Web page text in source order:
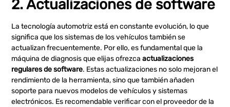
2. Actualizaciones de software
La tecnología automotriz está en constante evolución, lo que
significa que los sistemas de los vehículos también se
actualizan frecuentemente. Por ello, es fundamental que la
máquina de diagnosis que elijas ofrezcaactualizaciones
regulares de software. Estas actualizaciones no solo mejoran el
rendimiento de la herramienta, sino que también añaden
soporte para nuevos modelos de vehículos y sistemas
electrónicos. Es recomendable verificar con el proveedor de la